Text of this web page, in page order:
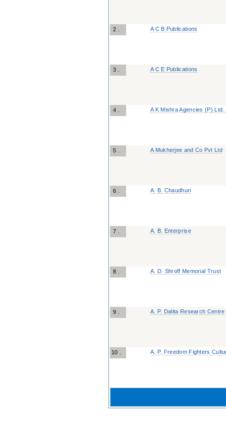
2 . A C B Publications
3 . A C E Publications
4 . A K Mishra Agencies (P)
5 . A Mukherjee and Co Pvt Ltd
6 . A. B. Chaudhuri
7 . A. B. Enterprise
8 . A. D. Shroff Memorial Trust
9 . A. P. Dalita Research Centre
10 . A. P. Freedom Fighters